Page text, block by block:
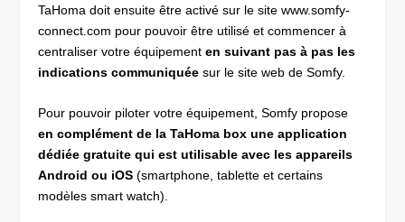
TaHoma doit ensuite être activé sur le site www.somfy-
connect.com pour pouvoir être utilisé et commencer à
centraliser votre équipementen suivant pas à pas les
indications communiquée sur le site web de Somfy.
Pour pouvoir piloter votre équipement, Somfy propose
en complément de la TaHoma box une application
dédiée gratuite qui est utilisable avec les appareils
Android ou iOS (smartphone, tablette et certains
modèles smart watch).